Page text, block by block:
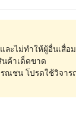
ะไม่ทำให้ผู้อื่นเสื่อม
ค้าเด็ดขาด
รณชน โปรดใช้วิจา